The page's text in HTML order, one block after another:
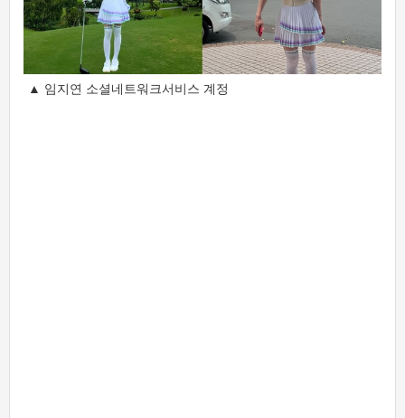
▲ 임지연 소셜네트워크서비스 계정